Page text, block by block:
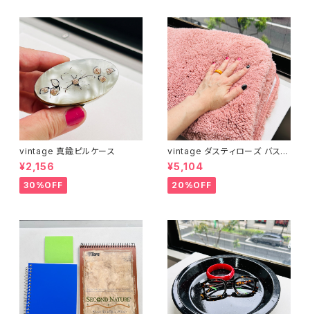
vintage 真鍮ピルケース
¥2,156
30%OFF
vintage ダスティローズ バスマ
ット
¥5,104
20%OFF